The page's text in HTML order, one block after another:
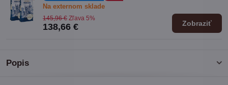
Popis
Na externom sklade
138,66 €
145,96 € Zľava 5%
Zobraziť